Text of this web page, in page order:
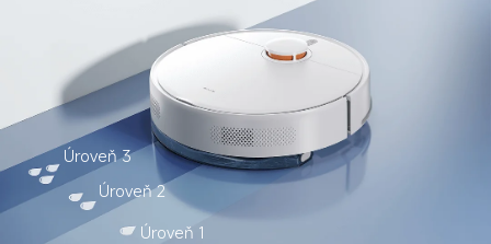
Úroveň 3
Úroveň 2
Úroveň 1